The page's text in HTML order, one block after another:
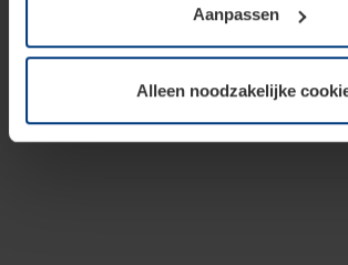
soorten cookies is uw toestemming
toestemming kunt u op elk moment bij
wijzigen of herroepen.
Aanpassen
Alleen noodzakelijke